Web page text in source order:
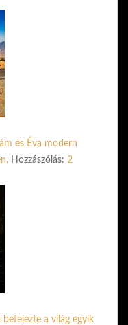
és Éva modern
Hozzászólás: 2
a világ egyik